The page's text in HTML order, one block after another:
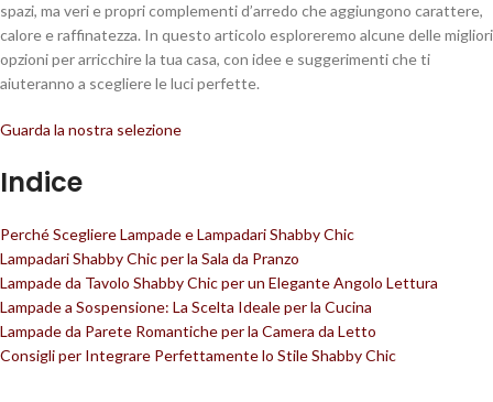
spazi, ma veri e propri complementi d’arredo che aggiungono carattere,
calore e raffinatezza. In questo articolo esploreremo alcune delle migliori
opzioni per arricchire la tua casa, con idee e suggerimenti che ti
aiuteranno a scegliere le luci perfette.
Guarda la nostra selezione
Indice
Perché Scegliere Lampade e Lampadari Shabby Chic
Lampadari Shabby Chic per la Sala da Pranzo
Lampade da Tavolo Shabby Chic per un Elegante Angolo Lettura
Lampade a Sospensione: La Scelta Ideale per la Cucina
Lampade da Parete Romantiche per la Camera da Letto
Consigli per Integrare Perfettamente lo Stile Shabby Chic